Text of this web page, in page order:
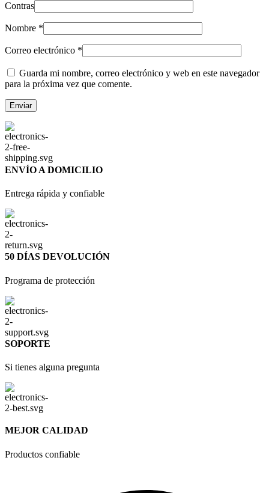
Contras
Nombre *
Correo electrónico *
Guarda mi nombre, correo electrónico y web en este navegador
para la próxima vez que comente.
ENVÍO A DOMICILIO
Entrega rápida y confiable
50 DÍAS DEVOLUCIÓN
Programa de protección
SOPORTE
Si tienes alguna pregunta
MEJOR CALIDAD
Productos confiable